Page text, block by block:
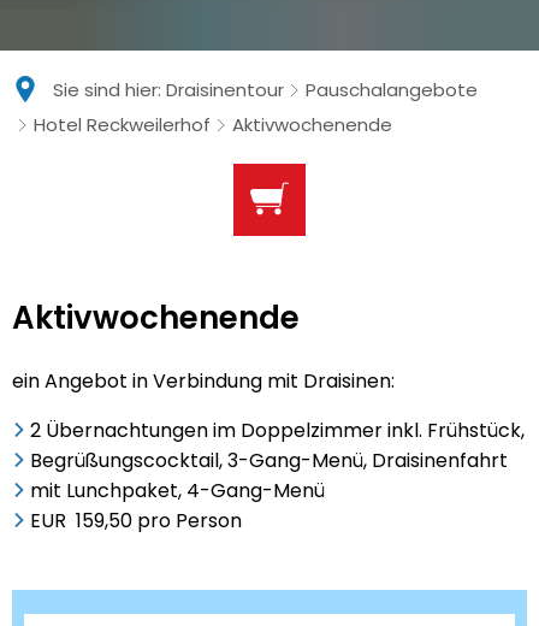
Sie sind hier: Draisinentour
Pauschalangebote
Hotel Reckweilerhof
Aktivwochenende
Aktivwochenende
Aktivwochenende
ein Angebot in Verbindung mit Draisinen:
2 Übernachtungen im Doppelzimmer inkl. Frühstück,
Begrüßungscocktail, 3-Gang-Menü, Draisinenfahrt
mit Lunchpaket, 4-Gang-Menü
EUR 159,50 pro Person